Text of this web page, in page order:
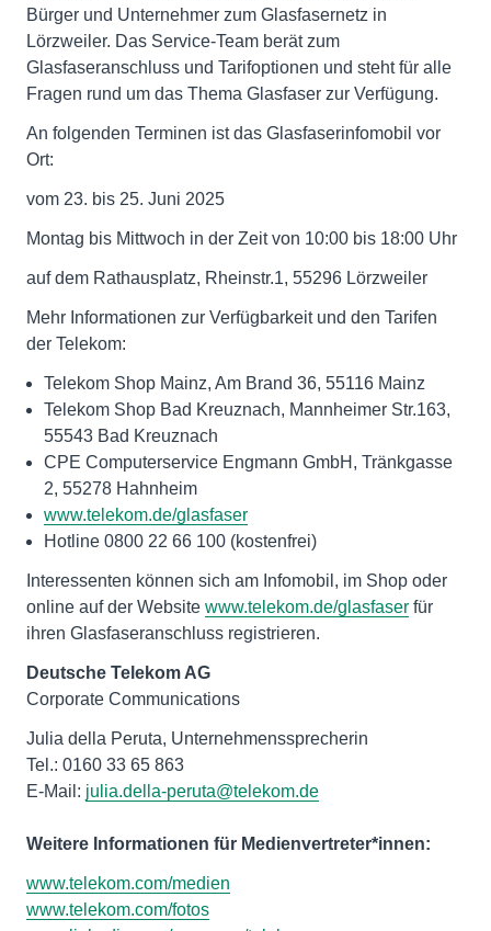
Bürger und Unternehmer zum Glasfasernetz in
Lörzweiler. Das Service-Team berät zum
Glasfaseranschluss und Tarifoptionen und steht für alle
Fragen rund um das Thema Glasfaser zur Verfügung.
An folgenden Terminen ist das Glasfaserinfomobil vor
Ort:
vom 23. bis 25. Juni 2025
Montag bis Mittwoch in der Zeit von 10:00 bis 18:00 Uhr
auf dem Rathausplatz, Rheinstr.1, 55296 Lörzweiler
Mehr Informationen zur Verfügbarkeit und den Tarifen
der Telekom:
Telekom Shop Mainz, Am Brand 36, 55116 Mainz
Telekom Shop Bad Kreuznach, Mannheimer Str.163,
55543 Bad Kreuznach
CPE Computerservice Engmann GmbH, Tränkgasse
2, 55278 Hahnheim
www.telekom.de/glasfaser
Hotline 0800 22 66 100 (kostenfrei)
Interessenten können sich am Infomobil, im Shop oder
online auf der Website www.telekom.de/glasfaser für
ihren Glasfaseranschluss registrieren.
Deutsche Telekom AG
Corporate Communications
Julia della Peruta, Unternehmenssprecherin
Tel.: 0160 33 65 863
E-Mail: julia.della-peruta@telekom.de
Weitere Informationen für Medienvertreter*innen:
www.telekom.com/medien
www.telekom.com/fotos